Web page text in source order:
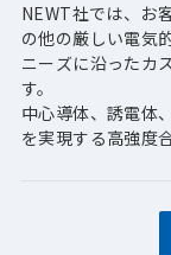
NEWT社では、お
の他の厳しい電気
ニーズに沿ったカ
す。
中心導体、誘電体
を実現する高強度
また、複数の同軸
せた、大口径の計